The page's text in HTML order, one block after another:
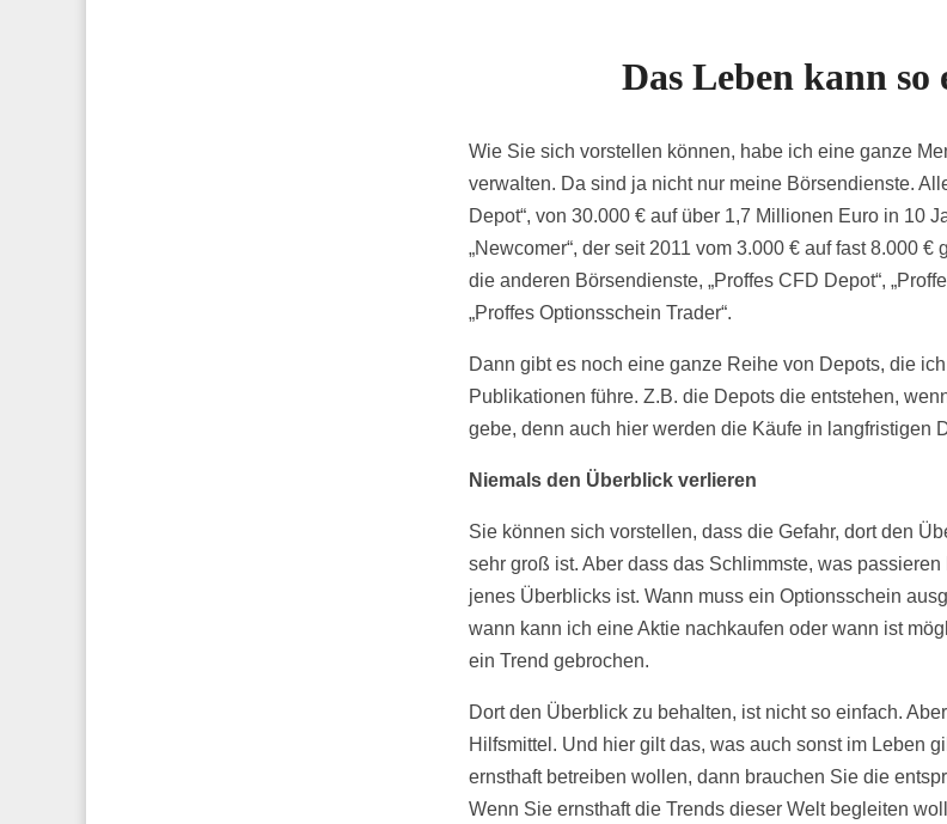
Das Leben kann so
Wie Sie sich vorstellen können, habe ich eine ganze
verwalten. Da sind ja nicht nur meine Börsendienste.
Depot“, von 30.000 € auf über 1,7 Millionen Euro in 10
„Newcomer“, der seit 2011 vom 3.000 € auf fast 8.000 €
die anderen Börsendienste, „Proffes CFD Depot“,
„Proffes Optionsschein Trader“.
Dann gibt es noch eine ganze Reihe von Depots, die
Publikationen führe. Z.B. die Depots die entstehen,
gebe, denn auch hier werden die Käufe in langfristigen
Niemals den Überblick verlieren
Sie können sich vorstellen, dass die Gefahr, dort den
sehr groß ist. Aber dass das Schlimmste, was
jenes Überblicks ist. Wann muss ein Optionsschein
wann kann ich eine Aktie nachkaufen oder wann ist
ein Trend gebrochen.
Dort den Überblick zu behalten, ist nicht so einfach.
Hilfsmittel. Und hier gilt das, was auch sonst im Leben
ernsthaft betreiben wollen, dann brauchen Sie die
Wenn Sie ernsthaft die Trends dieser Welt begleiten